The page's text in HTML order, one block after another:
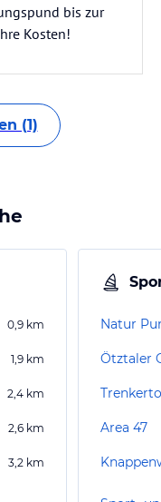
bis zur
Kosten!
(1)
0,9 km
1,9 km
2,4 km
2,6 km
3,2 km
Ötztaler
Area 47